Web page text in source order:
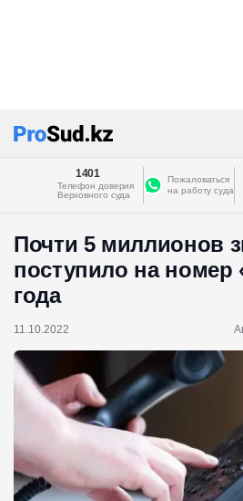
1401
Телефон доверия
Верховного суда
Пожаловаться
на работу суда
Почти 5 миллионов
поступило на номер
года
11.10.2022